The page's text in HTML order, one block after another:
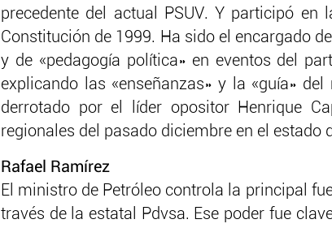
precedente del actual PSUV. Y participó en
Constitución de 1999. Ha sido el encargado
y de «pedagogía política» en eventos del
explicando las «enseñanzas» y la «guía»
derrotado por el líder opositor Henrique
regionales del pasado diciembre en el estado
Rafael Ramírez
El ministro de Petróleo controla la principal
través de la estatal Pdvsa. Ese poder fue